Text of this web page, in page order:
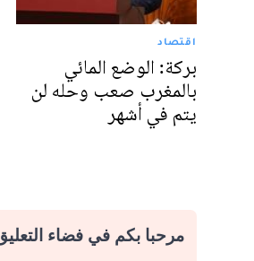
اقتصاد
بركة: الوضع المائي
بالمغرب صعب وحله لن
يتم في أشهر
مرحبا بكم في فضاء